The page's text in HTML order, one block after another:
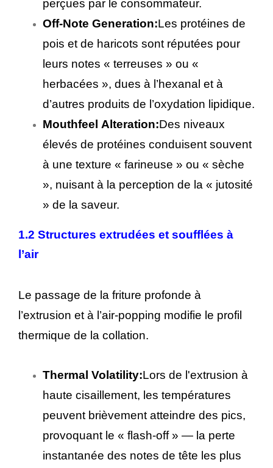
perçues par le consommateur.
Off-Note Generation:Les protéines de
pois et de haricots sont réputées pour
leurs notes « terreuses » ou «
herbacées », dues à l’hexanal et à
d’autres produits de l’oxydation lipidique.
Mouthfeel Alteration:Des niveaux
élevés de protéines conduisent souvent
à une texture « farineuse » ou « sèche
», nuisant à la perception de la « jutosité
» de la saveur.
1.2 Structures extrudées et soufflées à
l’air
Le passage de la friture profonde à
l’extrusion et à l’air-popping modifie le profil
thermique de la collation.
Thermal Volatility:Lors de l'extrusion à
haute cisaillement, les températures
peuvent brièvement atteindre des pics,
provoquant le « flash-off » — la perte
instantanée des notes de tête les plus